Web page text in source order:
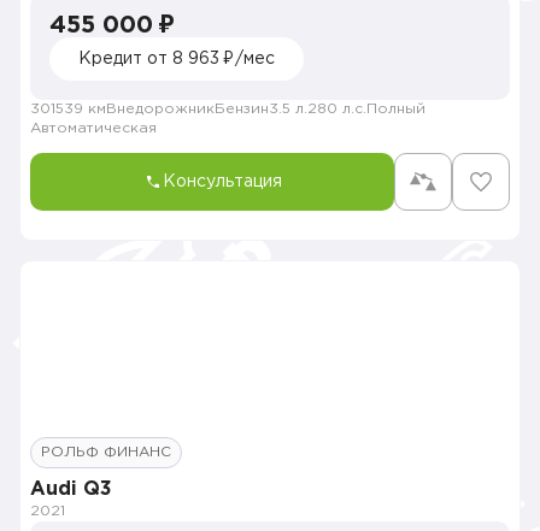
455 000 ₽
Кредит от 8 963 ₽/мес
301539 км Внедорожник Бензин3.5 л. 280 л.с. Полный
Автоматическая
Консультация
РОЛЬФ ФИНАНС
Audi Q3
2021